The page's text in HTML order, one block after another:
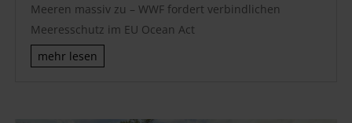
Meeren massiv zu – WWF fordert verbindlichen
Meeresschutz im EU Ocean Act
mehr lesen